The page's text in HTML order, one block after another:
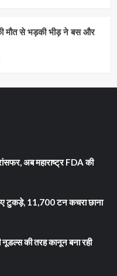
मौत से भड़की भीड़ ने बस और
अब महाराष्ट्र FDA की
टुकड़े, 11,700 टन कचरा छाना
की तरह कानून बना रही